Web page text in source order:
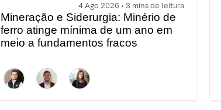
4 Ago 2026 • 3 mins de leitura
Mineração e Siderurgia: Minério de
ferro atinge mínima de um ano em
meio a fundamentos fracos